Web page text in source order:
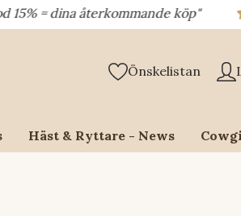
återkommande köp"
Önskelistan
Häst & Ryttare - News